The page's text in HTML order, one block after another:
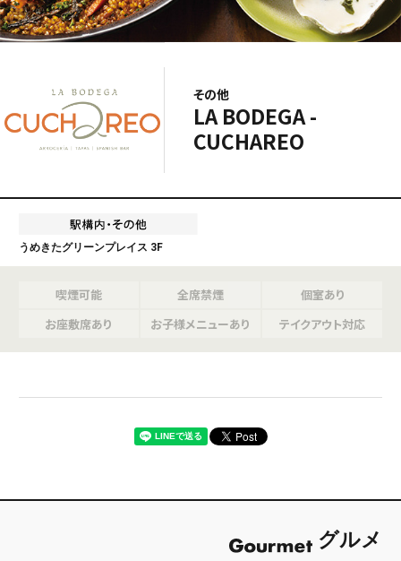
うめきたグリーンプレイス 3F
その他
LA BODEGA -
CUCHAREO
喫煙可能 全席禁煙
個室あり
お座敷席あり
お子様メニューあり テイクアウト対応
グルメ